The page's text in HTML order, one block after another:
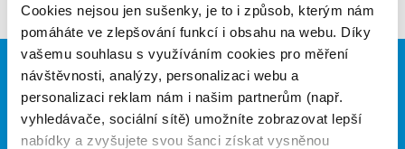
Cookies nejsou jen sušenky, je to i způsob, kterým nám
pomáháte ve zlepšování funkcí i obsahu na webu. Díky
vašemu souhlasu s využíváním cookies pro měření
návštěvnosti, analýzy, personalizaci webu a
personalizaci reklam nám i našim partnerům (např.
vyhledávače, sociální sítě) umožníte zobrazovat lepší
nabídky a zvyšujete svou šanci získat vysněnou
Brigádníci
Články
Hledané brigády
Firmy
Vložit inzerát
Ceník